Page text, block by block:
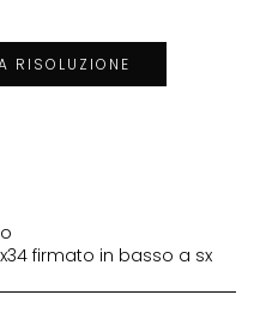
RISOLUZIONE
firmato in basso a sx